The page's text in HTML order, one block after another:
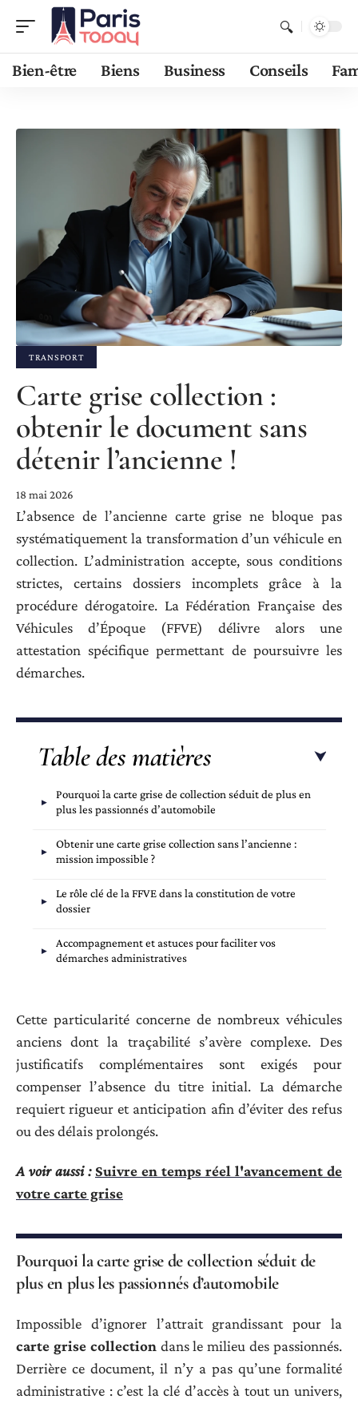
Bien-être Biens Business Conseils
TRANSPORT
Carte grise collection :
obtenir le document sans
détenir l’ancienne !
18 mai 2026
L’absence de l’ancienne carte grise ne bloque pas
systématiquement la transformation d’un véhicule en
collection. L’administration accepte, sous conditions
strictes, certains dossiers incomplets grâce à la
procédure dérogatoire. La Fédération Française des
Véhicules d’Époque (FFVE) délivre alors une
attestation spécifique permettant de poursuivre les
démarches.
Table des matières
Pourquoi la carte grise de collection séduit de plus en
plus les passionnés d’automobile
Obtenir une carte grise collection sans l’ancienne :
mission impossible ?
Le rôle clé de la FFVE dans la constitution de votre
dossier
Accompagnement et astuces pour faciliter vos
démarches administratives
Cette particularité concerne de nombreux véhicules
anciens dont la traçabilité s’avère complexe. Des
justificatifs complémentaires sont exigés pour
compenser l’absence du titre initial. La démarche
requiert rigueur et anticipation afin d’éviter des refus
ou des délais prolongés.
A voir aussi : Suivre en temps réel l'avancement de
votre carte grise
Pourquoi la carte grise de collection séduit de
plus en plus les passionnés d’automobile
Impossible d’ignorer l’attrait grandissant pour la
carte grise collection dans le milieu des passionnés.
Derrière ce document, il n’y a pas qu’une formalité
administrative : c’est la clé d’accès à tout un univers,